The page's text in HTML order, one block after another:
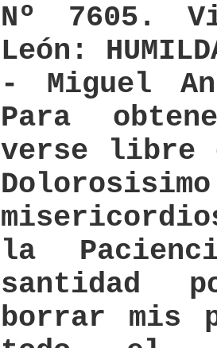
Nº 7605.
León:
- Miguel
Para
verse libre
la
santidad
borrar mis